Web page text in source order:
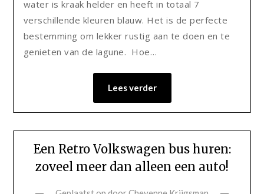
water is kraak helder en heeft in totaal 7
verschillende kleuren blauw. Het is de perfecte
bestemming om lekker rustig aan te doen en te
genieten van de lagune. Hoe…
Lees verder
Een Retro Volkswagen bus huren:
zoveel meer dan alleen een auto!